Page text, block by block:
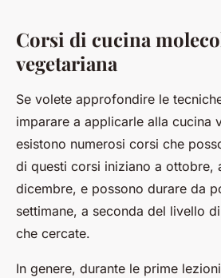
Corsi di cucina
vegetariana
Se volete approfondire le
imparare a applicarle alla cucina
esistono numerosi corsi che
di questi corsi iniziano a ottobre,
dicembre, e possono durare da
settimane, a seconda del livello
che cercate.
In genere, durante le prime